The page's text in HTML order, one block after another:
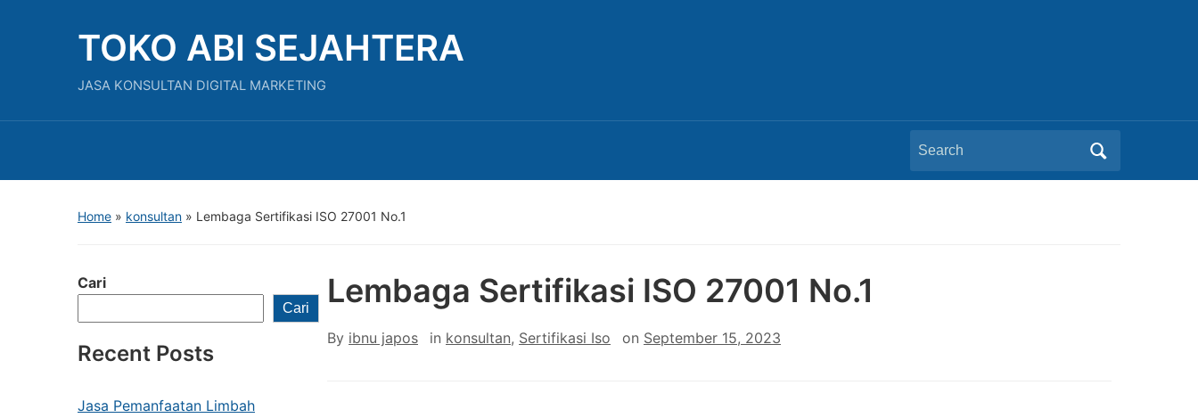
TOKO ABI SEJAHTERA
JASA KONSULTAN DIGITAL MARKETING
Search
for:
Home » konsultan » Lembaga Sertifikasi ISO 27001 No.1
Cari
Cari
Recent Posts
Jasa Pemanfaatan Limbah
Lembaga Sertifikasi ISO 27001 No.1
By ibnu japos in konsultan, Sertifikasi Iso on September 15, 2023